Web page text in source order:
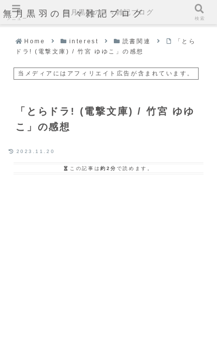
無月黒羽の日々雑記ブログ
Home interest 読書関連
「とら
ドラ! (電撃文庫) / 竹宮 ゆゆこ」の感想
当メディアにはアフィリエイト広告が含まれています。
「とらドラ! (電撃文庫) / 竹宮 ゆゆ
こ」の感想
2023.11.20
この記事は約2分 で読めます。
メニュー
無月黒羽の日々雑記ブログ
検索